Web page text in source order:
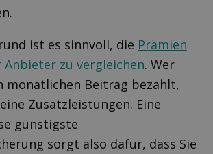
ist es sinnvoll, die Prämien
Anbieter zu vergleichen. Wer
monatlichen Beitrag bezahlt,
Zusatzleistungen. Eine
günstigste
sorgt also dafür, dass Sie